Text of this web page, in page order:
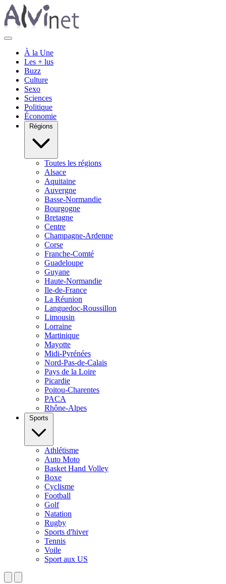
À la Une
Les + lus
Buzz
Culture
Sexo
Sciences
Politique
Économie
Régions
Toutes les régions
Alsace
Aquitaine
Auvergne
Basse-Normandie
Bourgogne
Bretagne
Centre
Champagne-Ardenne
Corse
Franche-Comté
Guadeloupe
Guyane
Haute-Normandie
Ile-de-France
La Réunion
Languedoc-Roussillon
Limousin
Lorraine
Martinique
Mayotte
Midi-Pyrénées
Nord-Pas-de-Calais
Pays de la Loire
Picardie
Poitou-Charentes
PACA
Rhône-Alpes
Sports
Athlétisme
Auto Moto
Basket Hand Volley
Boxe
Cyclisme
Football
Golf
Natation
Rugby
Sports d'hiver
Tennis
Voile
Sport aux US